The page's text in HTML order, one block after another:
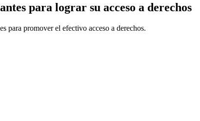
para lograr su acceso a derechos
para promover el efectivo acceso a derechos.